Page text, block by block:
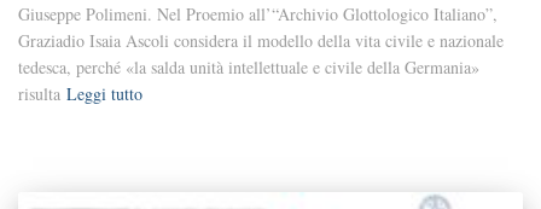
Giuseppe Polimeni. Nel Proemio all’“Archivio Glottologico Italiano”,
Graziadio Isaia Ascoli considera il modello della vita civile e nazionale
tedesca, perché «la salda unità intellettuale e civile della Germania»
risulta Leggi tutto